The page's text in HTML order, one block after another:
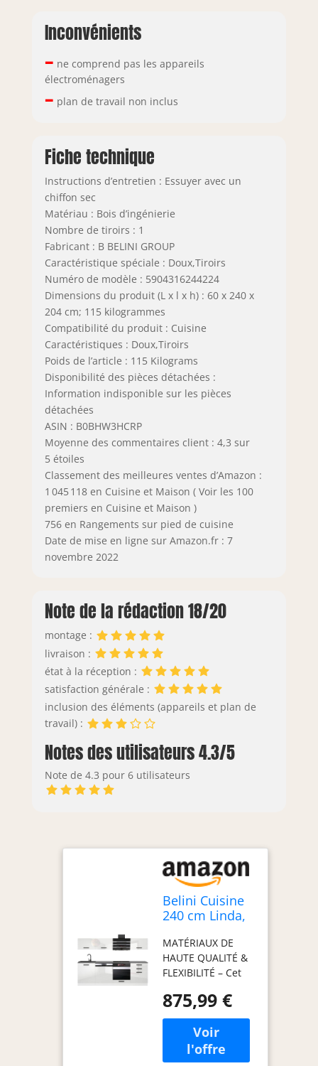
Inconvénients
– ne comprend pas les appareils
électroménagers
– plan de travail non inclus
Fiche technique
Instructions d’entretien : Essuyer avec un
chiffon sec
Matériau : Bois d’ingénierie
Nombre de tiroirs : 1
Fabricant : B BELINI GROUP
Caractéristique spéciale : Doux,Tiroirs
Numéro de modèle : 5904316244224
Dimensions du produit (L x l x h) : 60 x 240 x
204 cm; 115 kilogrammes
Compatibilité du produit : Cuisine
Caractéristiques : Doux,Tiroirs
Poids de l’article : 115 Kilograms
Disponibilité des pièces détachées :
Information indisponible sur les pièces
détachées
ASIN : B0BHW3HCRP
Moyenne des commentaires client : 4,3 sur
5 étoiles
Classement des meilleures ventes d’Amazon :
1 045 118 en Cuisine et Maison ( Voir les 100
premiers en Cuisine et Maison )
756 en Rangements sur pied de cuisine
Date de mise en ligne sur Amazon.fr : 7
novembre 2022
Note de la rédaction 18/20
montage :
livraison :
état à la réception :
satisfaction générale :
inclusion des éléments (appareils et plan de
travail) :
Notes des utilisateurs 4.3/5
Note de 4.3 pour 6 utilisateurs
Belini Cuisine
240 cm Linda,
Travail, Blanc
très Brillant
MATÉRIAUX DE
HAUTE QUALITÉ &
FLEXIBILITÉ – Cet
meubles de
cuisine, fabriqué
en panneaux
décoratifs
Econatura
875,99 €